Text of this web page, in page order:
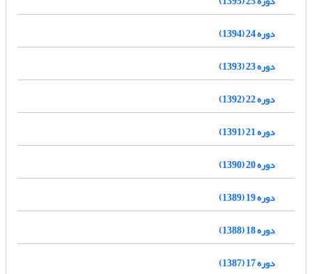
دوره 24 (1394)
دوره 23 (1393)
دوره 22 (1392)
دوره 21 (1391)
دوره 20 (1390)
دوره 19 (1389)
دوره 18 (1388)
دوره 17 (1387)